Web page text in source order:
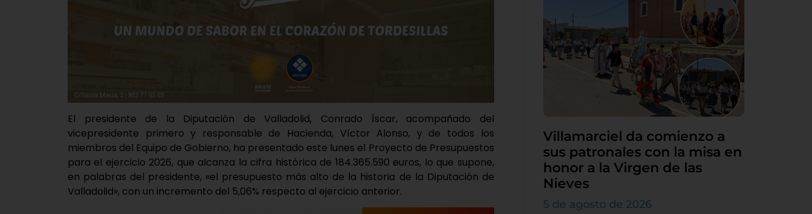
El presidente de la Diputación de Valladolid, Conrado Íscar, acompañado del
vicepresidente primero y responsable de Hacienda, Víctor Alonso, y de todos los
miembros del Equipo de Gobierno, ha presentado este lunes el Proyecto de Presupuestos
para el ejercicio 2026, que alcanza la cifra histórica de 184.365.590 euros, lo que supone,
en palabras del presidente, «el presupuesto más alto de la historia de la Diputación de
Valladolid», con un incremento del 5,06% respecto al ejercicio anterior.
Villamarciel da comienzo a
sus patronales con la misa en
honor a la Virgen de las
Nieves
5 de agosto de 2026